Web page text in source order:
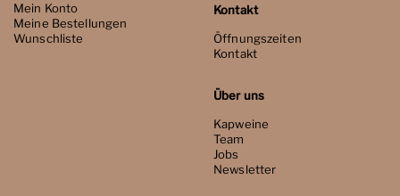
Mein Konto
Meine Bestellungen
Wunschliste
Kontakt
Öffnungszeiten
Kontakt
Über uns
Kapweine
Team
Jobs
Newsletter